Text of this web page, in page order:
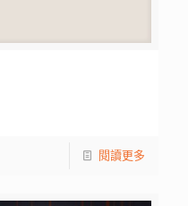
閱讀更多